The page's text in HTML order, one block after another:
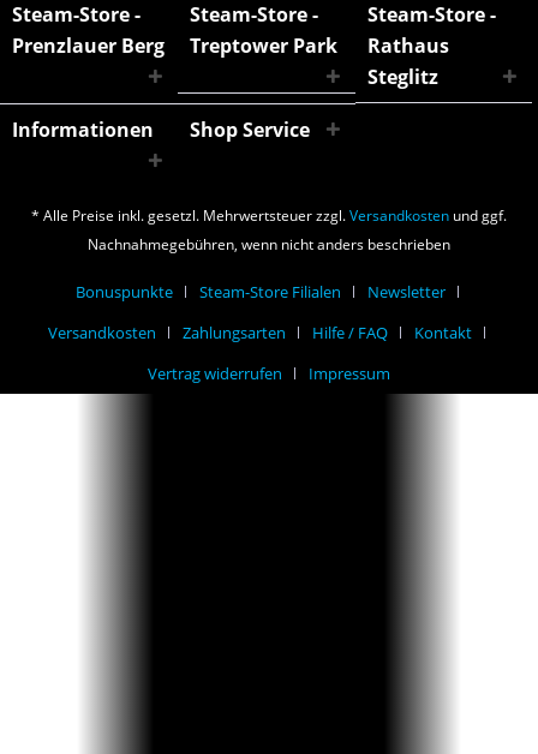
Steam-Store -
Prenzlauer Berg
Steam-Store -
Treptower Park
Steam-Store -
Rathaus
Steglitz
Informationen
Shop Service
* Alle Preise inkl. gesetzl. Mehrwertsteuer zzgl.Versandkosten und ggf.
Nachnahmegebühren, wenn nicht anders beschrieben
Bonuspunkte Steam-Store Filialen
Newsletter
Versandkosten
Zahlungsarten Hilfe / FAQ
Kontakt
Vertrag widerrufen
Impressum